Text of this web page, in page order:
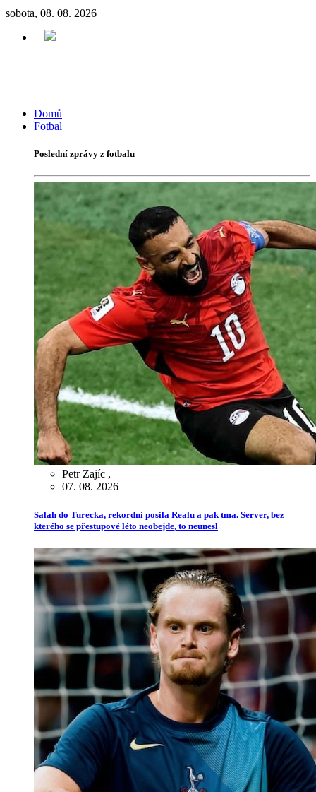
sobota, 08. 08. 2026
Domů
Fotbal
Poslední zprávy z fotbalu
Petr Zajíc ,
07. 08. 2026
Salah do Turecka, rekordní posila Realu a pak tma. Server, bez
kterého se přestupové léto neobejde, to neunesl